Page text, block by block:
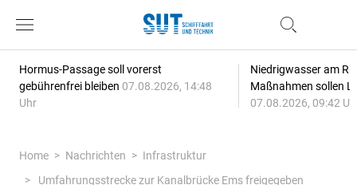
Hormus-Passage soll vorerst
gebührenfrei bleiben 07.08.2026, 14:48
Uhr
Niedrigwasser am
Maßnahmen sollen
07.08.2026, 09:42
Home Nachrichten
Infrastruktur
Umfahrungsstrecke zur Kanalbrücke Ems freigegeben